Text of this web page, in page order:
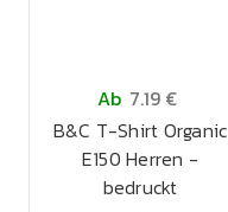
Ab 7.19 €
B&C T-Shirt Organic
E150 Herren -
bedruckt